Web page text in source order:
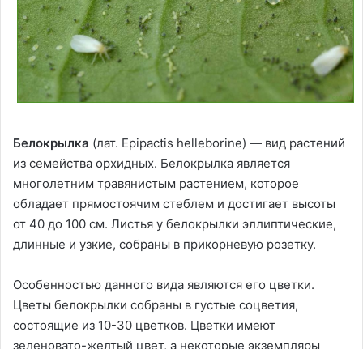
Белокрылка (лат. Epipactis helleborine) — вид растений
из семейства орхидных. Белокрылка является
многолетним травянистым растением, которое
обладает прямостоячим стеблем и достигает высоты
от 40 до 100 см. Листья у белокрылки эллиптические,
длинные и узкие, собраны в прикорневую розетку.
Особенностью данного вида являются его цветки.
Цветы белокрылки собраны в густые соцветия,
состоящие из 10-30 цветков. Цветки имеют
зеленовато-желтый цвет, а некоторые экземпляры